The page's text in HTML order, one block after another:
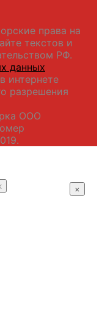
права на
текстов и
РФ.
данных
интернете
разрешения
ООО
×